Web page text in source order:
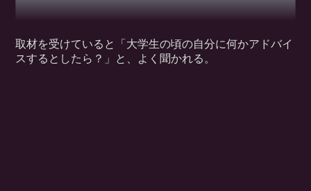
取材を受けていると「大学生の頃の自分に何かアドバイ
スするとしたら？」と、よく聞かれる。